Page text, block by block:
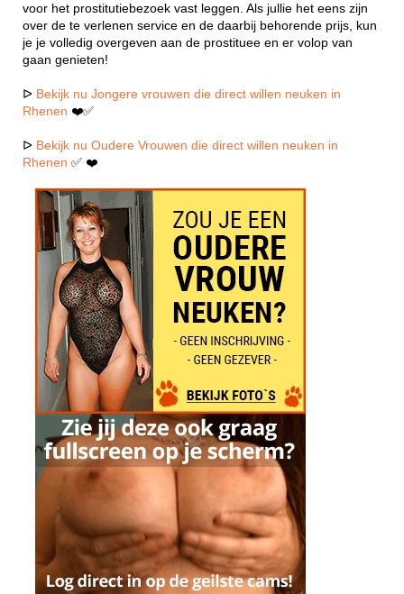
voor het prostitutiebezoek vast leggen. Als jullie het eens zijn
over de te verlenen service en de daarbij behorende prijs, kun
je je volledig overgeven aan de prostituee en er volop van
gaan genieten!
ᐅ Bekijk nu Jongere vrouwen die direct willen neuken in
Rhenen ❤️✅
ᐅ Bekijk nu Oudere Vrouwen die direct willen neuken in
Rhenen ✅ ❤️